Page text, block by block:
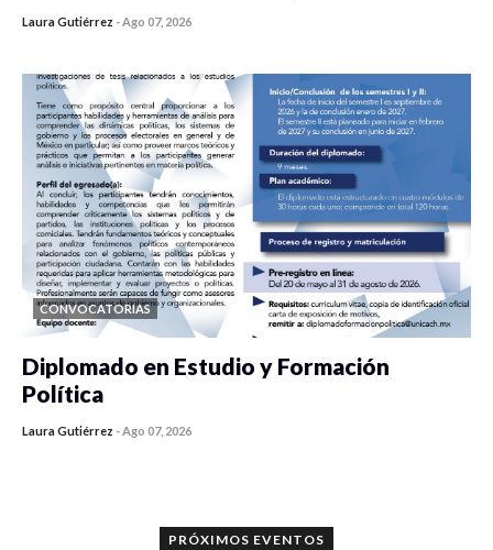
Laura Gutiérrez -Ago 07, 2026
CONVOCATORIAS
Diplomado en Estudio y Formación
Política
Laura Gutiérrez -Ago 07, 2026
PRÓXIMOS EVENTOS